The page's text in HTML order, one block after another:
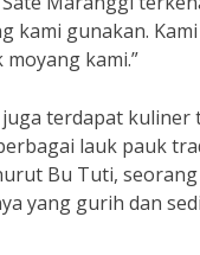
kami gunakan.
kami.”
terdapat
lauk pauk
Bu Tuti,
yang gurih dan